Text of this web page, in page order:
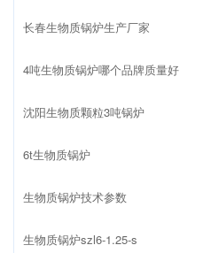
长春生物质锅炉生产厂家
4吨生物质锅炉哪个品牌质量好
沈阳生物质颗粒3吨锅炉
6t生物质锅炉
生物质锅炉技术参数
生物质锅炉szl6-1.25-s